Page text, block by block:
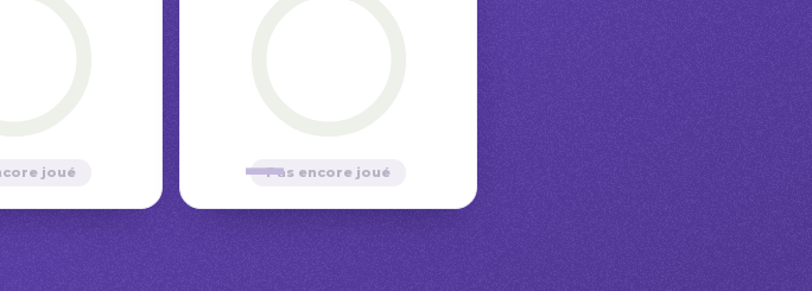
joué —Pas encore joué